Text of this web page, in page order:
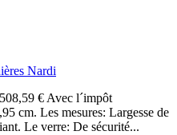
Nardi
508,59 € Avec l´impôt
cm. Les mesures: Largesse de
Le verre: De sécurité...